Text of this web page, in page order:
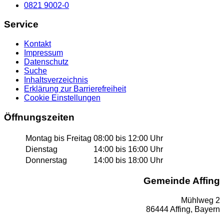
0821 9002-0
Service
Kontakt
Impressum
Datenschutz
Suche
Inhaltsverzeichnis
Erklärung zur Barrierefreiheit
Cookie Einstellungen
Öffnungszeiten
Montag bis Freitag 08:00 bis 12:00 Uhr
Dienstag
14:00 bis 16:00 Uhr
Donnerstag
14:00 bis 18:00 Uhr
Gemeinde Affing
Mühlweg 2
86444 Affing, Bayern